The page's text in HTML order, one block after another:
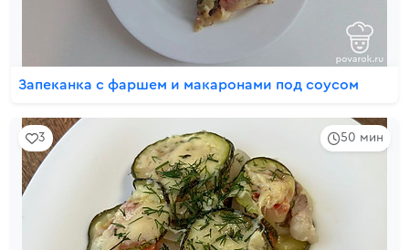
Запеканка с фаршем и макаронами под соусом
50 мин
3